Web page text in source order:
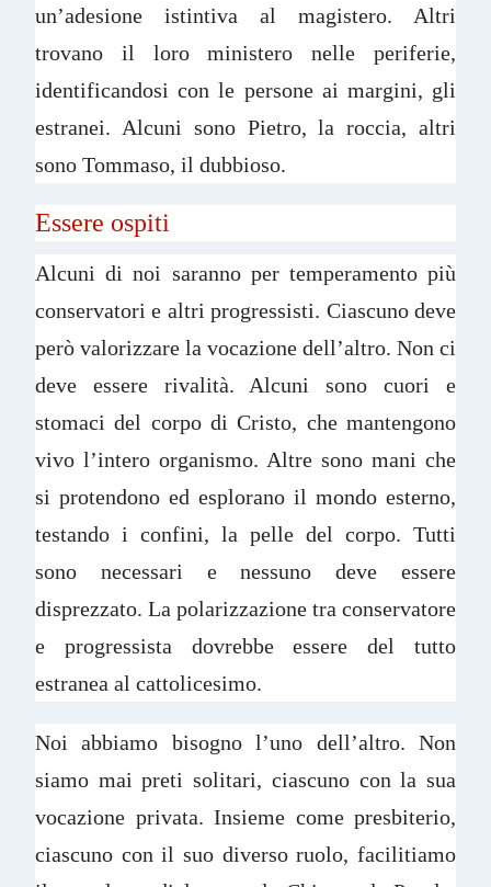
un’adesione istintiva al magistero. Altri
trovano il loro ministero nelle periferie,
identificandosi con le persone ai margini, gli
estranei. Alcuni sono Pietro, la roccia, altri
sono Tommaso, il dubbioso.
Essere ospiti
Alcuni di noi saranno per temperamento più
conservatori e altri progressisti. Ciascuno deve
però valorizzare la vocazione dell’altro. Non ci
deve essere rivalità. Alcuni sono cuori e
stomaci del corpo di Cristo, che mantengono
vivo l’intero organismo. Altre sono mani che
si protendono ed esplorano il mondo esterno,
testando i confini, la pelle del corpo. Tutti
sono necessari e nessuno deve essere
disprezzato. La polarizzazione tra conservatore
e progressista dovrebbe essere del tutto
estranea al cattolicesimo.
Noi abbiamo bisogno l’uno dell’altro. Non
siamo mai preti solitari, ciascuno con la sua
vocazione privata. Insieme come presbiterio,
ciascuno con il suo diverso ruolo, facilitiamo